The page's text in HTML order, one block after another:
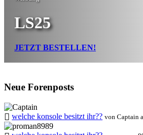
LS25
JETZT BESTELLEN!
Neue Forenposts
welche konsole besitzt ihr?? von Captain